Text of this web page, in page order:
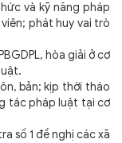
và kỹ năng pháp
phát huy vai trò
hòa giải ở cơ
bản; kịp thời tháo
tác pháp luật tại cơ
số 1 đề nghị các xã